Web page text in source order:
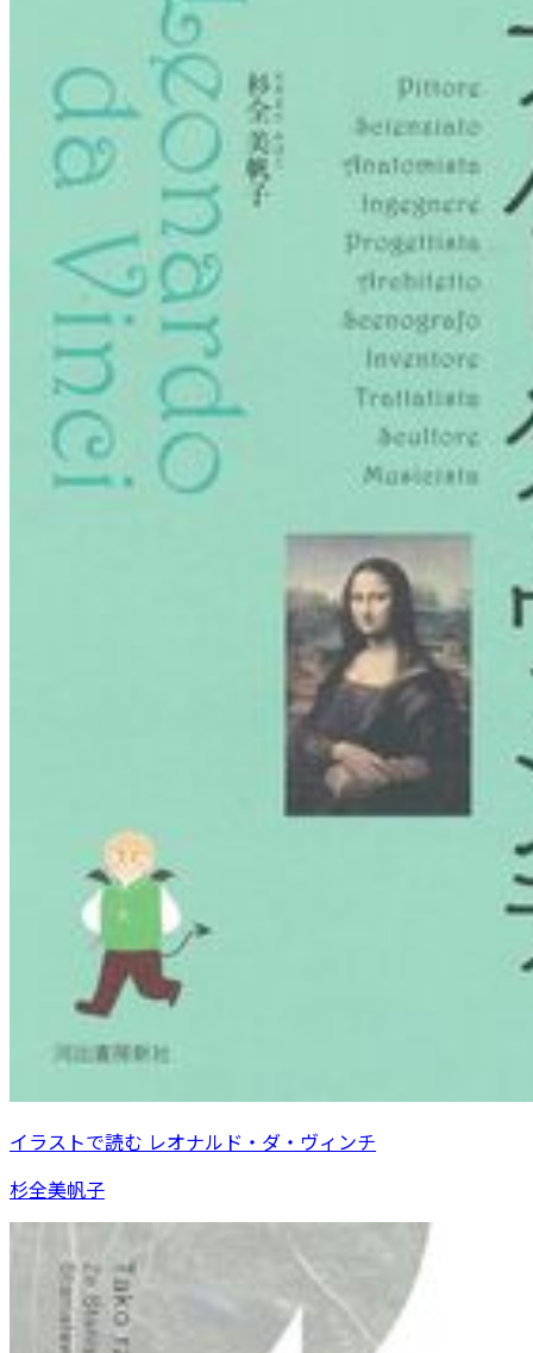
イラストで読む レオナルド・ダ・ヴィンチ
杉全美帆子